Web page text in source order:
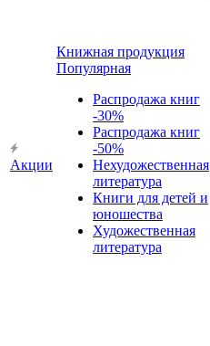
Акции
Книжная продукция
Популярная
Распродажа книг
-30%
Распродажа книг
-50%
Нехудожественная
литература
Книги для детей и
юношества
Художественная
литература